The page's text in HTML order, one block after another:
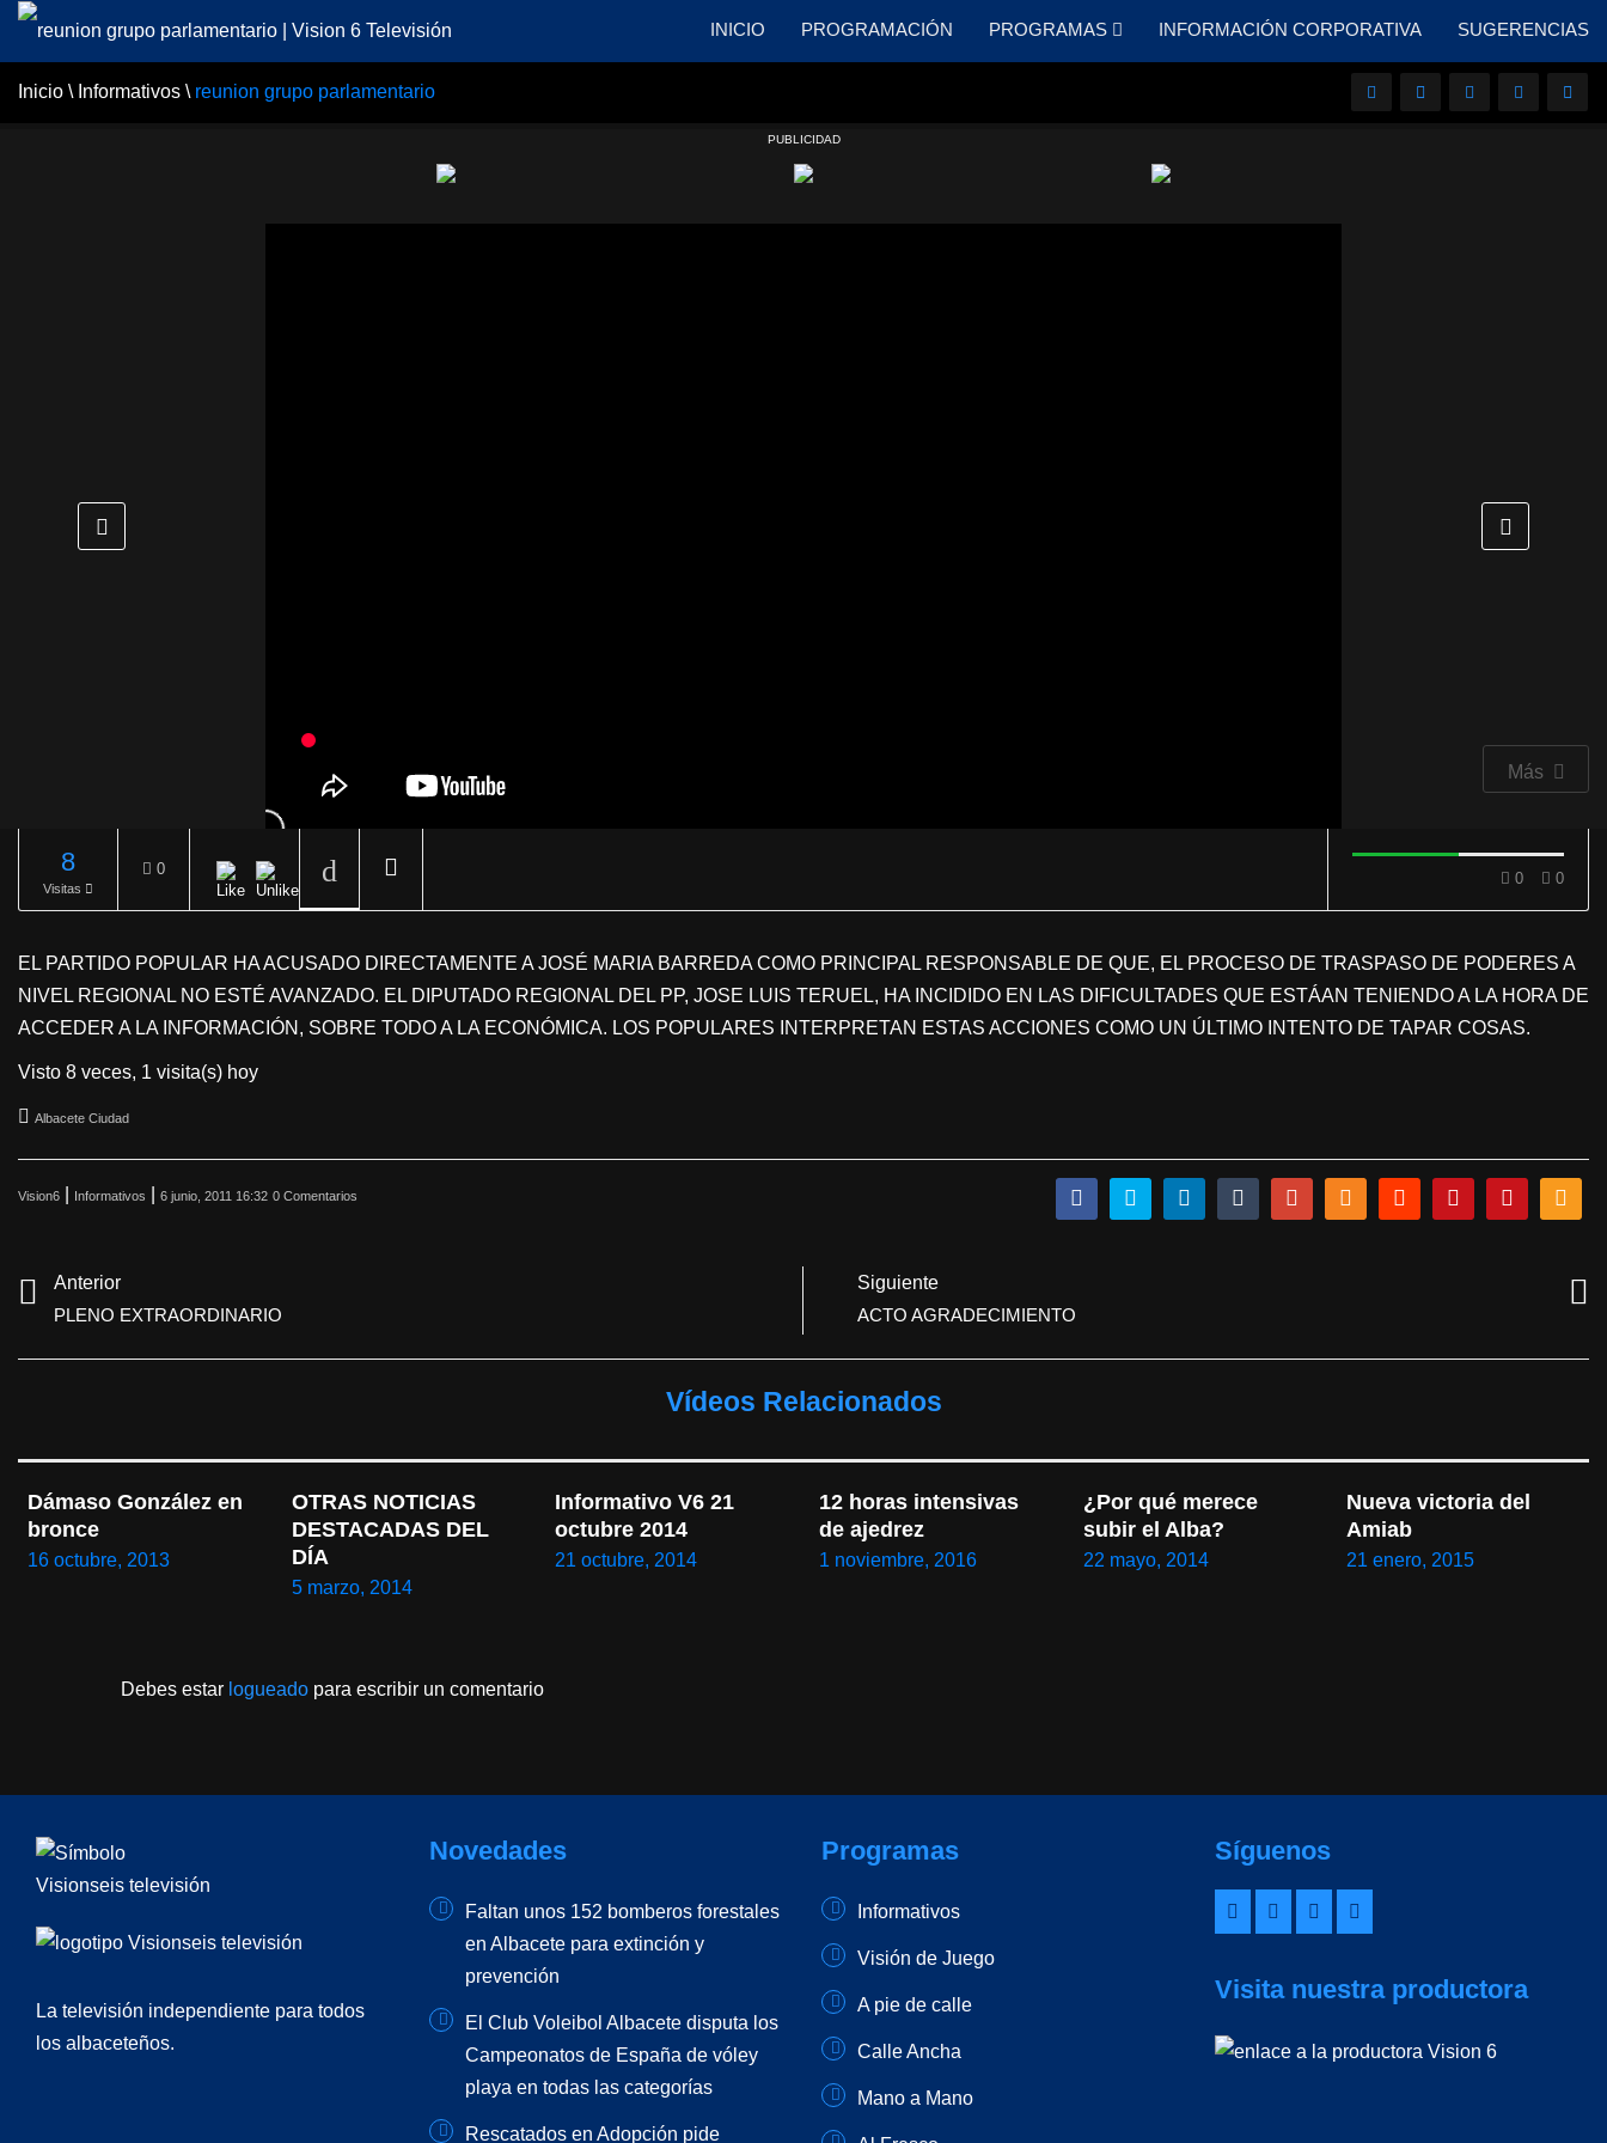
INICIO PROGRAMACIÓN PROGRAMAS INFORMACIÓN CORPORATIVA SUGERENCIAS
Inicio \ Informativos \ reunion grupo parlamentario
PUBLICIDAD
Más
8
Visitas
0
0 0
EL PARTIDO POPULAR HA ACUSADO DIRECTAMENTE A JOSÉ MARIA BARREDA COMO PRINCIPAL RESPONSABLE DE QUE, EL PROCESO DE TRASPASO DE PODERES A
NIVEL REGIONAL NO ESTÉ AVANZADO. EL DIPUTADO REGIONAL DEL PP, JOSE LUIS TERUEL, HA INCIDIDO EN LAS DIFICULTADES QUE ESTÁAN TENIENDO A LA HORA DE
ACCEDER A LA INFORMACIÓN, SOBRE TODO A LA ECONÓMICA. LOS POPULARES INTERPRETAN ESTAS ACCIONES COMO UN ÚLTIMO INTENTO DE TAPAR COSAS.
Visto 8 veces, 1 visita(s) hoy
Albacete Ciudad
Vision6 Informativos 6 junio, 2011 16:32 0 Comentarios
Anterior
PLENO EXTRAORDINARIO
Siguiente
ACTO AGRADECIMIENTO
Vídeos Relacionados
Dámaso González en
bronce
16 octubre, 2013
OTRAS NOTICIAS
DESTACADAS DEL
DÍA
5 marzo, 2014
Informativo V6 21
octubre 2014
21 octubre, 2014
12 horas intensivas
de ajedrez
1 noviembre, 2016
¿Por qué merece
subir el Alba?
22 mayo, 2014
Nueva victoria del
Amiab
21 enero, 2015
Debes estar logueado para escribir un comentario
La televisión independiente para todos
los albaceteños.
Novedades
Faltan unos 152 bomberos forestales
en Albacete para extinción y
prevención
El Club Voleibol Albacete disputa los
Campeonatos de España de vóley
playa en todas las categorías
Rescatados en Adopción pide
Programas
Informativos
Visión de Juego
A pie de calle
Calle Ancha
Mano a Mano
Síguenos
Visita nuestra productora